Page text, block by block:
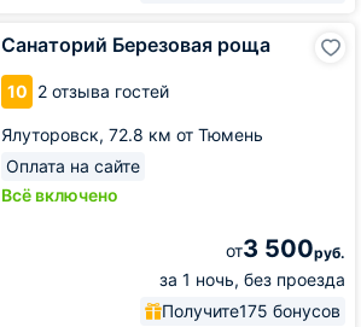
Санаторий Березовая роща
10 2 отзыва гостей
Ялуторовск, 72.8 км от Тюмень
Оплата на сайте
Всё включено
от3 500руб.
за 1 ночь, без проезда
Получите175 бонусов